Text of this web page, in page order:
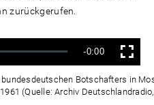
zurückgerufen.
Verbleibende
Zeit
-0:00 Vollbild
Botschafters in
(Quelle: Archiv